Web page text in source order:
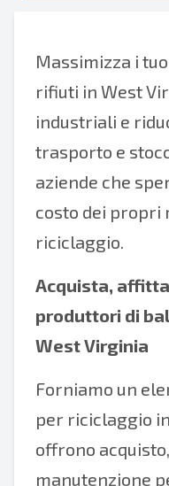
Massimizza i
rifiuti in West
industriali e
trasporto e
aziende che
costo dei propri
riciclaggio.
Acquista,
produttori di
West Virginia
Forniamo un
per riciclaggio
offrono
manutenzione